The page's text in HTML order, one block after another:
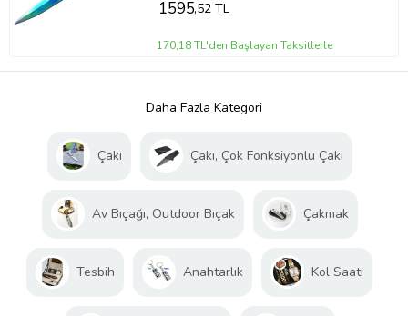
1595,52 TL
170,18 TL'den Başlayan Taksitlerle
Daha Fazla Kategori
Çakı Çakı, Çok Fonksiyonlu Çakı
Av Bıçağı, Outdoor Bıçak Çakmak
Tesbih Anahtarlık Kol Saati